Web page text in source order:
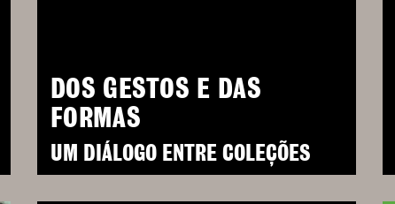
DOS GESTOS E DAS
FORMAS
UM DIÁLOGO ENTRE COLEÇÕES